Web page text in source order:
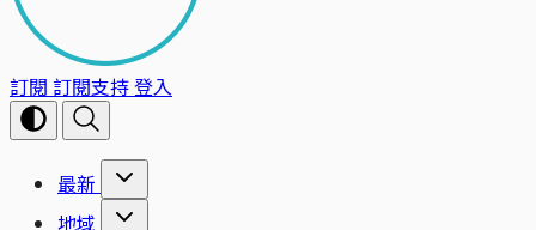
訂閱 訂閱支持登入
最新
地域